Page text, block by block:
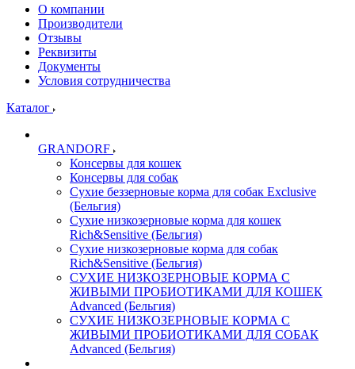
О компании
Производители
Отзывы
Реквизиты
Документы
Условия сотрудничества
Каталог
GRANDORF
Консервы для кошек
Консервы для собак
Сухие беззерновые корма для собак Exclusive
(Бельгия)
Сухие низкозерновые корма для кошек
Rich&Sensitive (Бельгия)
Сухие низкозерновые корма для собак
Rich&Sensitive (Бельгия)
СУХИЕ НИЗКОЗЕРНОВЫЕ КОРМА С
ЖИВЫМИ ПРОБИОТИКАМИ ДЛЯ КОШЕК
Advanced (Бельгия)
СУХИЕ НИЗКОЗЕРНОВЫЕ КОРМА С
ЖИВЫМИ ПРОБИОТИКАМИ ДЛЯ СОБАК
Advanced (Бельгия)